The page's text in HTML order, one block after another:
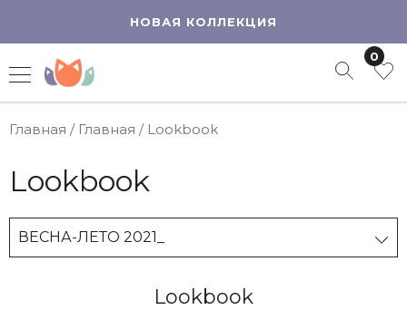
НОВАЯ КОЛЛЕКЦИЯ
0
Главная / Главная / Lookbook
Lookbook
Lookbook
ВЕСНА-ЛЕТО 2021_